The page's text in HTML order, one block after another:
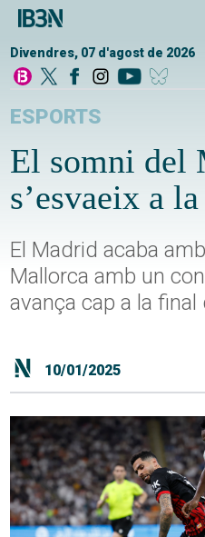
Divendres, 07 d'agost de 2026
ESPORTS
El somni del
s’esvaeix a
El Madrid acaba
Mallorca amb un
avança cap a la final
10/01/2025